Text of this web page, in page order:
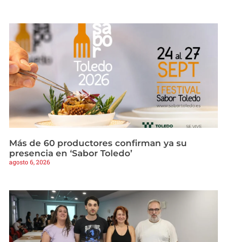
Más de 60 productores confirman ya su
presencia en ‘Sabor Toledo’
agosto 6, 2026